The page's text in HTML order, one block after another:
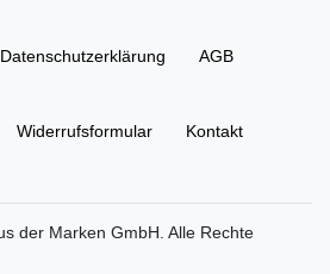
Daten­schutz­erklärung AGB
Widerrufs­formular Kontakt
der Marken GmbH. Alle Rechte